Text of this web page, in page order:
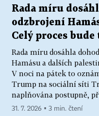
Rada míru
odzbrojení
Celý proces bude
Rada míru dosáhla
Hamásu a dalších
V noci na pátek to
Trump na sociální síti
naplňována postupně,
31. 7. 2026 ▪ 3 min. čtení